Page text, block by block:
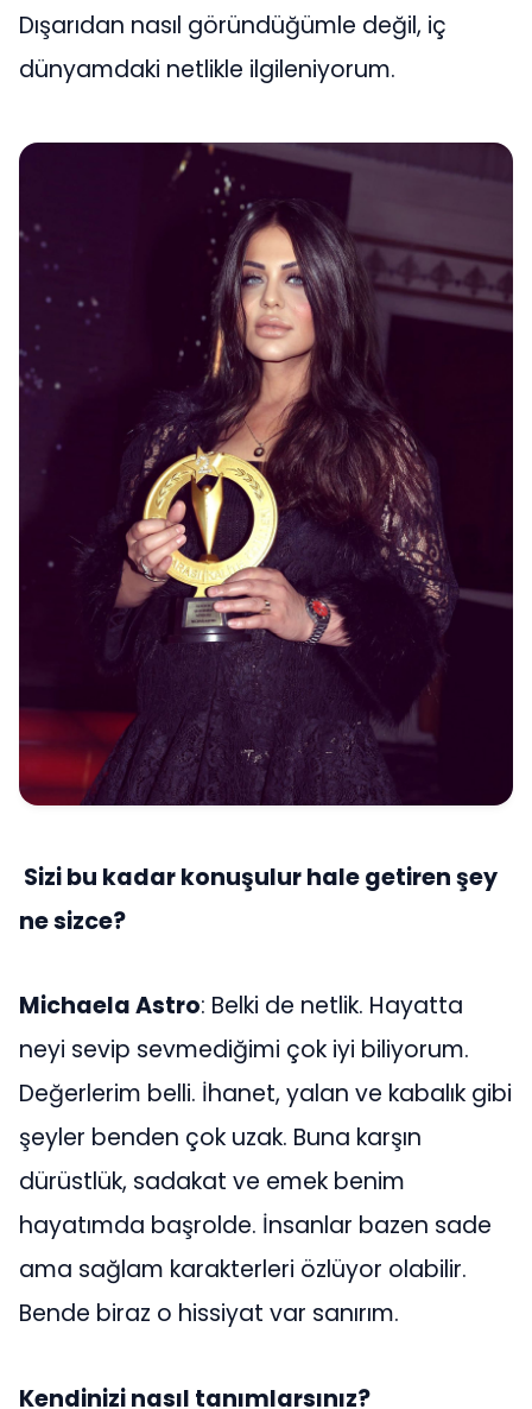
Dışarıdan nasıl göründüğümle değil, iç
dünyamdaki netlikle ilgileniyorum.
Sizi bu kadar konuşulur hale getiren şey
ne sizce?
Michaela Astro: Belki de netlik. Hayatta
neyi sevip sevmediğimi çok iyi biliyorum.
Değerlerim belli. İhanet, yalan ve kabalık gibi
şeyler benden çok uzak. Buna karşın
dürüstlük, sadakat ve emek benim
hayatımda başrolde. İnsanlar bazen sade
ama sağlam karakterleri özlüyor olabilir.
Bende biraz o hissiyat var sanırım.
Kendinizi nasıl tanımlarsınız?